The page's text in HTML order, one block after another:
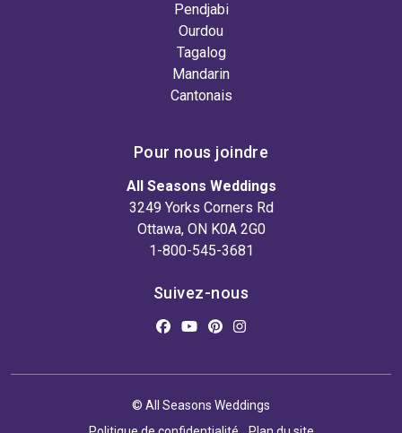
Pendjabi
Ourdou
Tagalog
Mandarin
Cantonais
Pour nous joindre
All Seasons Weddings
3249 Yorks Corners Rd
Ottawa, ON K0A 2G0
1-800-545-3681
Suivez-nous
© All Seasons Weddings